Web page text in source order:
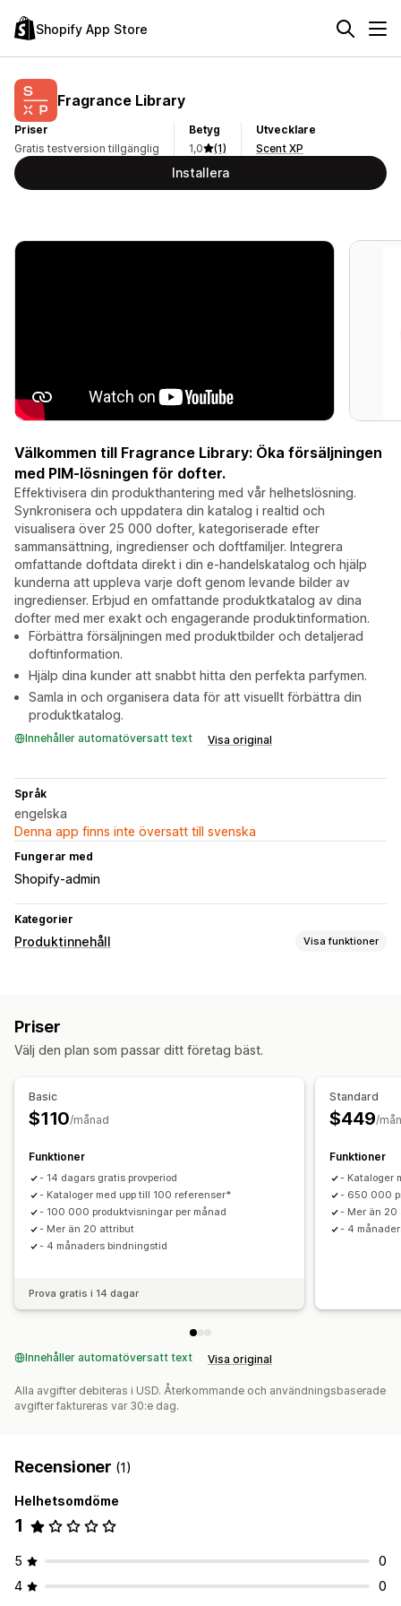
Shopify App Store
Fragrance Library
Priser
Gratis testversion tillgänglig
Betyg
1,0
(1)
Utvecklare
Scent XP
Installera
Välkommen till Fragrance Library: Öka försäljningen
med PIM-lösningen för dofter.
Effektivisera din produkthantering med vår helhetslösning.
Synkronisera och uppdatera din katalog i realtid och
visualisera över 25 000 dofter, kategoriserade efter
sammansättning, ingredienser och doftfamiljer. Integrera
omfattande doftdata direkt i din e-handelskatalog och hjälp
kunderna att uppleva varje doft genom levande bilder av
ingredienser. Erbjud en omfattande produktkatalog av dina
dofter med mer exakt och engagerande produktinformation.
Förbättra försäljningen med produktbilder och detaljerad
doftinformation.
Hjälp dina kunder att snabbt hitta den perfekta parfymen.
Samla in och organisera data för att visuellt förbättra din
produktkatalog.
Innehåller automatöversatt text Visa original
Språk
engelska
Denna app finns inte översatt till svenska
Fungerar med
Shopify-admin
Kategorier
Produktinnehåll Visa funktioner
Priser
Välj den plan som passar ditt företag bäst.
Basic
$110/månad
Funktioner
- 14 dagars gratis provperiod
- Kataloger med upp till 100 referenser*
- 100 000 produktvisningar per månad
- Mer än 20 attribut
- 4 månaders bindningstid
Prova gratis i 14 dagar
Standard
$449/
Funktioner
- Kataloger
- 650 000
- Mer än 20
- 4
Innehåller automatöversatt text Visa original
Alla avgifter debiteras i USD. Återkommande och användningsbaserade
avgifter faktureras var 30:e dag.
Recensioner (1)
Helhetsomdöme
1
5
0
4
0